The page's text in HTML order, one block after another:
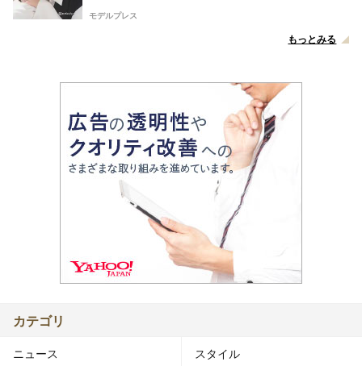
モデルプレス
もっとみる
カテゴリ
ニュース スタイル